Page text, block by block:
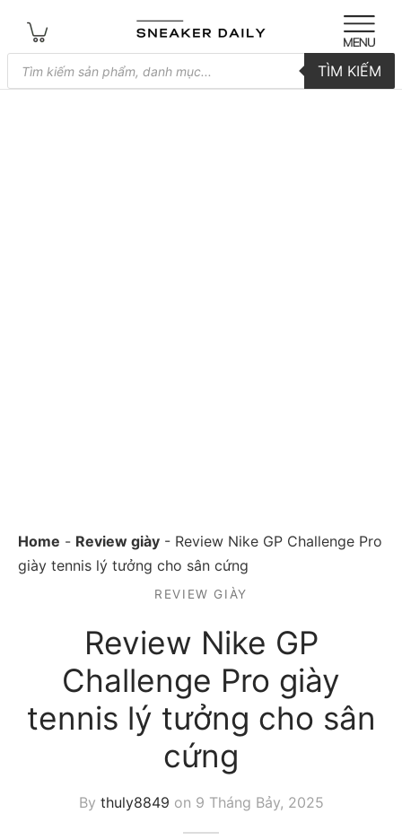
Tìm
kiếm
sản
TÌM KIẾM
Home - Review giày - Review Nike GP Challenge Pro
giày tennis lý tưởng cho sân cứng
REVIEW GIÀY
Review Nike GP
Challenge Pro giày
tennis lý tưởng cho sân
cứng
By thuly8849 on 9 Tháng Bảy, 2025